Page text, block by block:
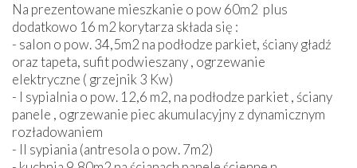
Na prezentowane mieszkanie o pow 60m2 plus
dodatkowo 16 m2 korytarza składa się :
- salon o pow. 34,5m2 na podłodze parkiet, ściany gładź
oraz tapeta, sufit podwieszany , ogrzewanie
elektryczne ( grzejnik 3 Kw)
- I sypialnia o pow. 12,6 m2, na podłodze parkiet , ściany
panele , ogrzewanie piec akumulacyjny z dynamicznym
rozładowaniem
- II sypiania (antresola o pow. 7m2)